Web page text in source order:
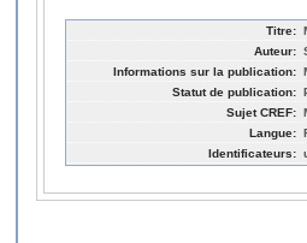
Titre:
Auteur:
Informations sur la publication:
Statut de publication:
Sujet CREF:
Langue:
Identificateurs: